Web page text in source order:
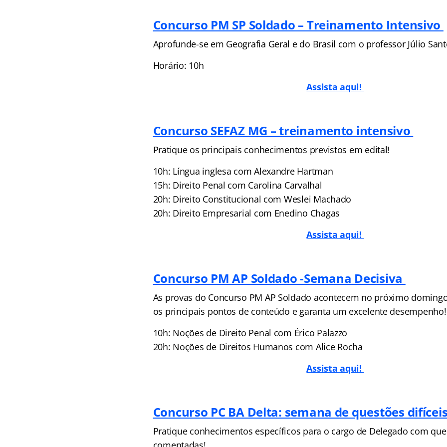
Concurso PM SP Soldado – Treinamento Intensivo
Aprofunde-se em Geografia Geral e do Brasil com o professor Júlio
Horário: 10h
Assista aqui!
Concurso SEFAZ MG – treinamento intensivo
Pratique os principais conhecimentos previstos em edital!
10h: Língua inglesa com Alexandre Hartman
15h: Direito Penal com Carolina Carvalhal
20h: Direito Constitucional com Weslei Machado
20h: Direito Empresarial com Enedino Chagas
Assista aqui!
Concurso PM AP Soldado -Semana Decisiva
As provas do Concurso PM AP Soldado acontecem no próximo
os principais pontos de conteúdo e garanta um excelente desempenho!
10h: Noções de Direito Penal com Érico Palazzo
20h: Noções de Direitos Humanos com Alice Rocha
Assista aqui!
Concurso PC BA Delta: semana de questões
Pratique conhecimentos específicos para o cargo de Delegado com